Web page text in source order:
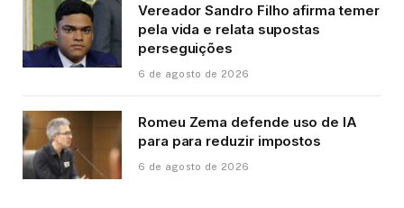
Vereador Sandro Filho afirma temer
pela vida e relata supostas
perseguições
6 de agosto de 2026
Romeu Zema defende uso de IA
para para reduzir impostos
6 de agosto de 2026